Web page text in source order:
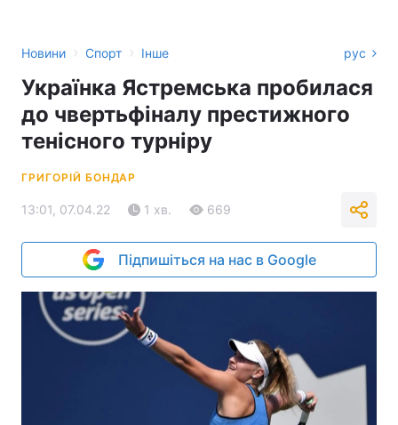
Новини › Спорт › Інше рус
Українка Ястремська пробилася
до чвертьфіналу престижного
тенісного турніру
ГРИГОРІЙ БОНДАР
13:01, 07.04.22 1 хв. 669
Підпишіться на нас в Google